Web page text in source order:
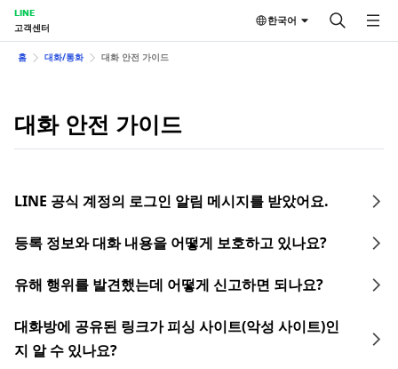
LINE
고객센터
한국어
홈 대화/통화 대화 안전 가이드
대화 안전 가이드
LINE 공식 계정의 로그인 알림 메시지를 받았어요.
등록 정보와 대화 내용을 어떻게 보호하고 있나요?
유해 행위를 발견했는데 어떻게 신고하면 되나요?
대화방에 공유된 링크가 피싱 사이트(악성 사이트)인
지 알 수 있나요?